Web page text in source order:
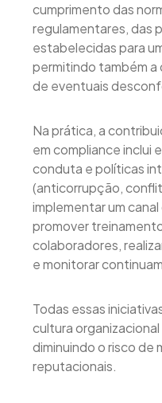
cumprimento das
regulamentares, das
estabelecidas para
permitindo também
de eventuais
Na prática, a
em compliance inclui
conduta e políticas
(anticorrupção,
implementar um
promover
colaboradores,
e monitorar
Todas essas
cultura
diminuindo o risco de
reputacionais.